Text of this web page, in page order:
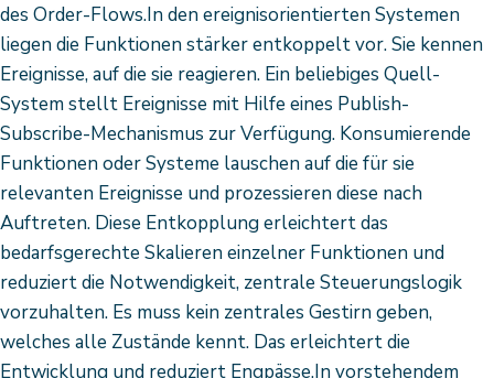
des Order-Flows.In den ereignisorientierten Systemen
liegen die Funktionen stärker entkoppelt vor. Sie kennen
Ereignisse, auf die sie reagieren. Ein beliebiges Quell-
System stellt Ereignisse mit Hilfe eines Publish-
Subscribe-Mechanismus zur Verfügung. Konsumierende
Funktionen oder Systeme lauschen auf die für sie
relevanten Ereignisse und prozessieren diese nach
Auftreten. Diese Entkopplung erleichtert das
bedarfsgerechte Skalieren einzelner Funktionen und
reduziert die Notwendigkeit, zentrale Steuerungslogik
vorzuhalten. Es muss kein zentrales Gestirn geben,
welches alle Zustände kennt. Das erleichtert die
Entwicklung und reduziert Engpässe.In vorstehendem